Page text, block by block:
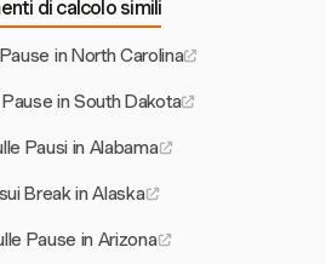
di calcolo simili
in North Carolina
in South Dakota
Pausi in Alabama
Break in Alaska
Pause in Arizona